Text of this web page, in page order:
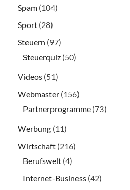
Spam (104)
Sport (28)
Steuern (97)
Steuerquiz (50)
Videos (51)
Webmaster (156)
Partnerprogramme (73)
Werbung (11)
Wirtschaft (216)
Berufswelt (4)
Internet-Business (42)